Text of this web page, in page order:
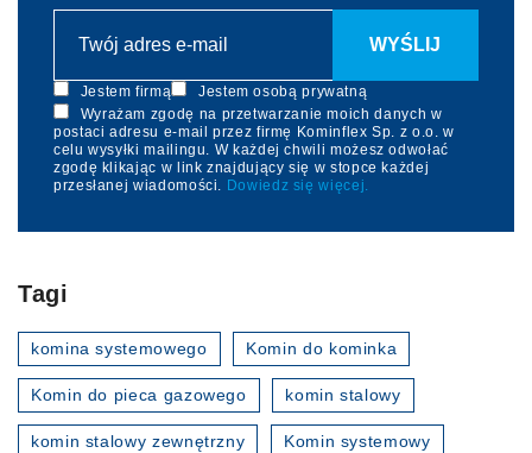
Jestem firmą
Jestem osobą prywatną
Wyrażam zgodę na przetwarzanie moich danych w
postaci adresu e-mail przez firmę Kominflex Sp. z o.o. w
celu wysyłki mailingu. W każdej chwili możesz odwołać
zgodę klikając w link znajdujący się w stopce każdej
przesłanej wiadomości. Dowiedz się więcej.
Tagi
komina systemowego Komin do kominka
Komin do pieca gazowego komin stalowy
komin stalowy zewnętrzny Komin systemowy